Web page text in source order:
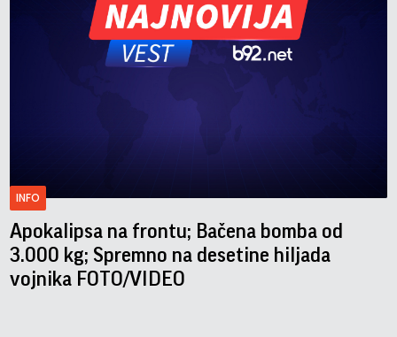
INFO
Apokalipsa na frontu; Bačena bomba od
3.000 kg; Spremno na desetine hiljada
vojnika FOTO/VIDEO